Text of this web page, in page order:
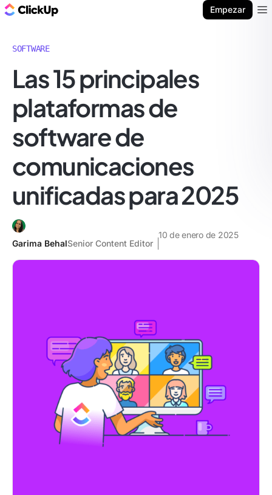
Empezar
SOFTWARE
Las 15 principales
plataformas de
software de
comunicaciones
unificadas para 2025
Garima BehalSenior Content Editor
10 de enero de 2025